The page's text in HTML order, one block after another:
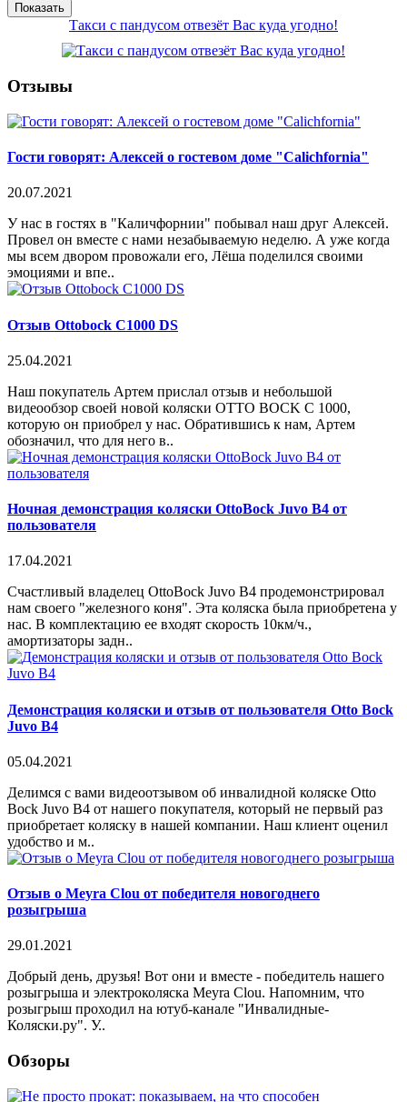
Показать
Такси с пандусом отвезёт Вас куда угодно!
Отзывы
Гости говорят: Алексей о гостевом доме "Calichfornia"
20.07.2021
У нас в гостях в "Каличфорнии" побывал наш друг Алексей.
Провел он вместе с нами незабываемую неделю. А уже когда
мы всем двором провожали его, Лёша поделился своими
эмоциями и впе..
Отзыв Ottobock C1000 DS
25.04.2021
Наш покупатель Артем прислал отзыв и небольшой
видеообзор своей новой коляски OTTO BOCK C 1000,
которую он приобрел у нас. Обратившись к нам, Артем
обозначил, что для него в..
Ночная демонстрация коляски OttoBock Juvo B4 от
пользователя
17.04.2021
Счастливый владелец OttoBock Juvo B4 продемонстрировал
нам своего "железного коня". Эта коляска была приобретена у
нас. В комплектацию ее входят скорость 10км/ч.,
амортизаторы задн..
Демонстрация коляски и отзыв от пользователя Otto Bock
Juvo B4
05.04.2021
Делимся с вами видеоотзывом об инвалидной коляске Otto
Bock Juvo B4 от нашего покупателя, который не первый раз
приобретает коляску в нашей компании. Наш клиент оценил
удобство и м..
Отзыв о Meyra Clou от победителя новогоднего
розыгрыша
29.01.2021
Добрый день, друзья! Вот они и вместе - победитель нашего
розыгрыша и электроколяска Meyra Clou. Напомним, что
розыгрыш проходил на ютуб-канале "Инвалидные-
Коляски.ру". У..
Обзоры